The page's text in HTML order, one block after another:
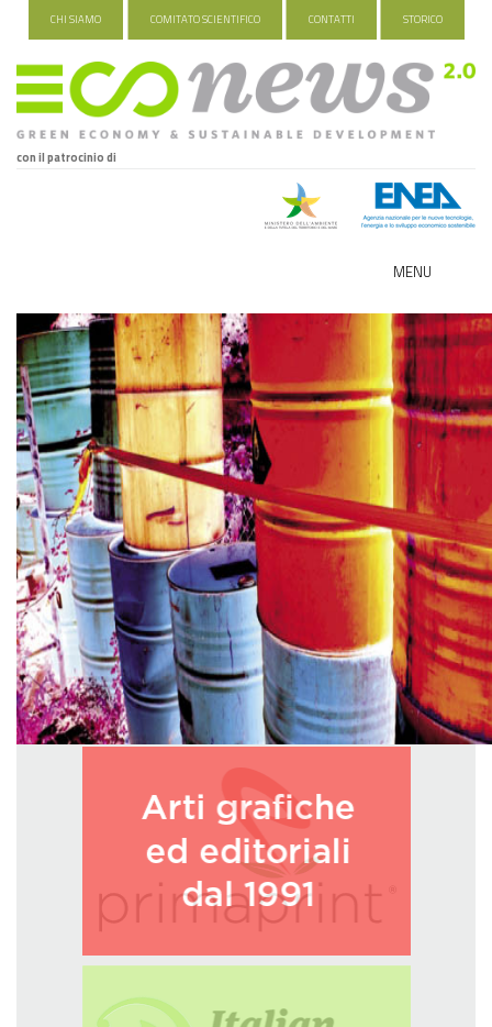
CHI SIAMO COMITATO SCIENTIFICO CONTATTI STORICO
con il patrocinio di
MENU
ECO-NOMY
INDUSTRIA VERDE
FOOD&TRAVEL
HEALTH&WELLNESS
GREEN TECH
GLOCAL
ECO-EVENTI
ECOINCENTRIAMOCI